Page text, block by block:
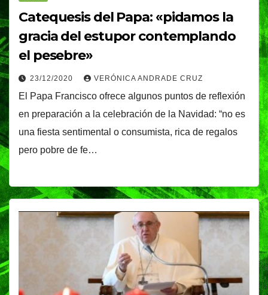
Catequesis del Papa: «pidamos la
gracia del estupor contemplando
el pesebre»
23/12/2020 VERÓNICA ANDRADE CRUZ
El Papa Francisco ofrece algunos puntos de reflexión
en preparación a la celebración de la Navidad: “no es
una fiesta sentimental o consumista, rica de regalos
pero pobre de fe…